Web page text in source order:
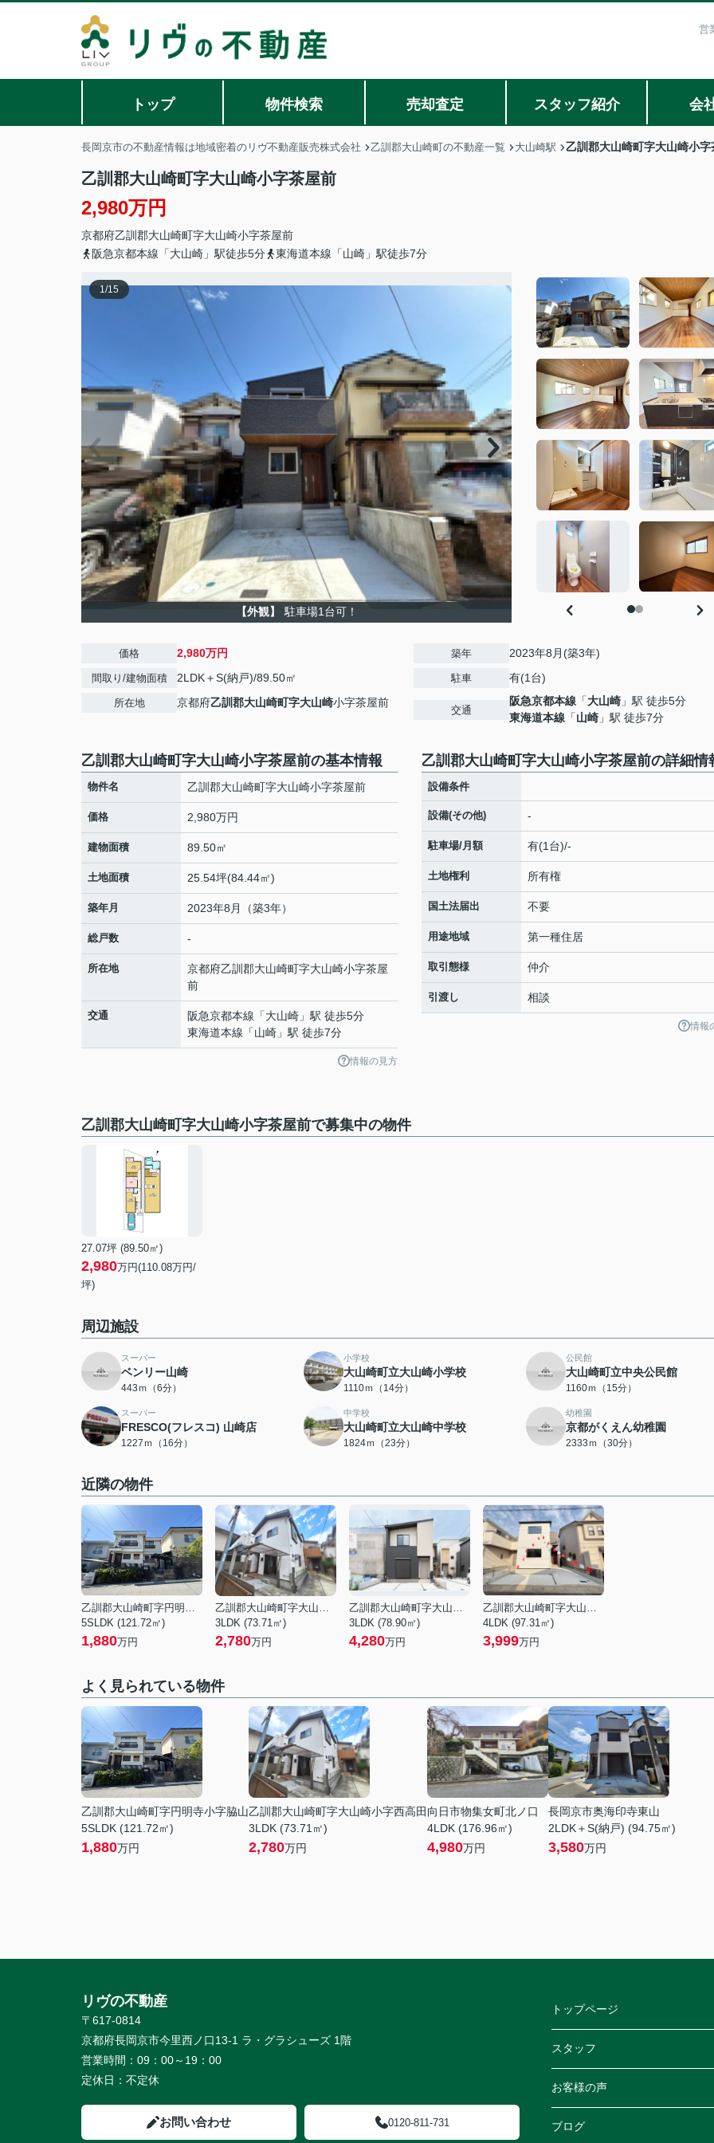
営
トップ 物件検索 売却査定 スタッフ紹介 会
長岡京市の不動産情報は地域密着のリヴ不動産販売株式会社 乙訓郡大山崎町の不動産一覧 大山崎駅 乙訓郡大山崎町字大山崎小字
乙訓郡大山崎町字大山崎小字茶屋前
2,980万円
京都府乙訓郡大山崎町字大山崎小字茶屋前
阪急京都本線「大山崎」駅徒歩5分
東海道本線「山崎」駅徒歩7分
1/15
【外観】 駐車場1台可！
価格 2,980万円
間取り/建物面積 2LDK＋S(納戸)/89.50㎡
所在地 京都府乙訓郡大山崎町字大山崎小字茶屋前
築年 2023年8月(築3年)
駐車 有(1台)
交通
阪急京都本線 「大山崎 」駅 徒歩5分
東海道本線 「山崎 」駅 徒歩7分
乙訓郡大山崎町字大山崎小字茶屋前の基本情報
物件名 乙訓郡大山崎町字大山崎小字茶屋前
価格 2,980万円
建物面積 89.50㎡
土地面積 25.54坪(84.44㎡)
築年月 2023年8月（築3年）
総戸数 -
所在地 京都府乙訓郡大山崎町字大山崎小字茶屋
前
交通 阪急京都本線 「大山崎 」駅 徒歩5分
東海道本線 「山崎 」駅 徒歩7分
情報の見方
乙訓郡大山崎町字大山崎小字茶屋前の詳細情
設備条件
設備(その他) -
駐車場/月額 有(1台)/-
土地権利 所有権
国土法届出 不要
用途地域 第一種住居
取引態様 仲介
引渡し 相談
情報
乙訓郡大山崎町字大山崎小字茶屋前で募集中の物件
27.07坪 (89.50㎡)
2,980万円(110.08万円/
坪)
周辺施設
スーパー
ベンリー山崎
443ｍ（6分）
小学校
大山崎町立大山崎小学校
1110ｍ（14分）
公民館
大山崎町立中央公民館
1160ｍ（15分）
スーパー
FRESCO(フレスコ) 山崎店
1227ｍ（16分）
中学校
大山崎町立大山崎中学校
1824ｍ（23分）
幼稚園
京都がくえん幼稚園
2333ｍ（30分）
近隣の物件
乙訓郡大山崎町字円明寺小字脇山
5SLDK (121.72㎡)
1,880万円
乙訓郡大山崎町字大山崎小字西高田
3LDK (73.71㎡)
2,780万円
乙訓郡大山崎町字大山崎小字尻江
3LDK (78.90㎡)
4,280万円
乙訓郡大山崎町字大山崎小字鏡田
4LDK (97.31㎡)
3,999万円
よく見られている物件
乙訓郡大山崎町字円明寺小字脇山
5SLDK (121.72㎡)
1,880万円
乙訓郡大山崎町字大山崎小字西高田
3LDK (73.71㎡)
2,780万円
向日市物集女町北ノ口
4LDK (176.96㎡)
4,980万円
長岡京市奥海印寺東山
2LDK＋S(納戸) (94.75㎡)
3,580万円
リヴの不動産
〒617-0814
京都府長岡京市今里西ノ口13-1 ラ・グラシューズ 1階
営業時間： 09：00～19：00
定休日： 不定休
お問い合わせ 0120-811-731
トップページ
スタッフ
お客様の声
ブログ